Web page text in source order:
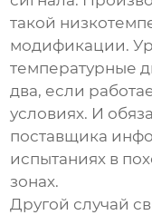
такой
модификации.
температурные
два, если
условиях. И
поставщика
испытаниях в
зонах.
Другой случай